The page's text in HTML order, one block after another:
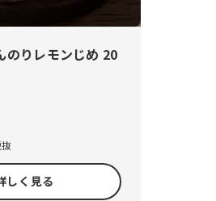
のりレモンじめ 20
しく見る